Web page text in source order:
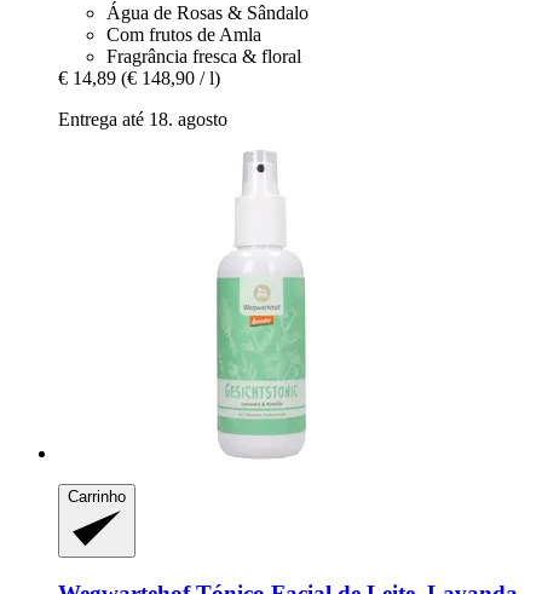
Água de Rosas & Sândalo
Com frutos de Amla
Fragrância fresca & floral
€ 14,89 (€ 148,90 / l)
Entrega até 18. agosto
Carrinho